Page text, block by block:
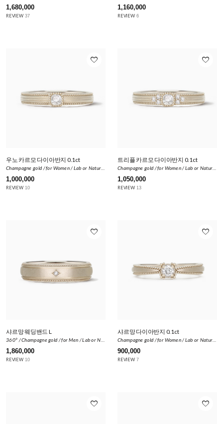
1,680,000
REVIEW 37
1,160,000
REVIEW 6
우노 카르모 다이아반지 0.1ct
1,000,000
REVIEW 10
favorite_border
트리플 카르모 다이아반지 0.1ct
1,050,000
REVIEW 13
favorite_border
샤르망 웨딩밴드 L
1,860,000
REVIEW 10
favorite_border
샤르망 다이아반지 0.1ct
900,000
REVIEW 7
favorite_border
favorite_border favorite_border